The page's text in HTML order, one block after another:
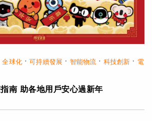
全球化·可持續發展 · 智能物流 · 科技創新 · 電
南 助各地用戶安心過新年